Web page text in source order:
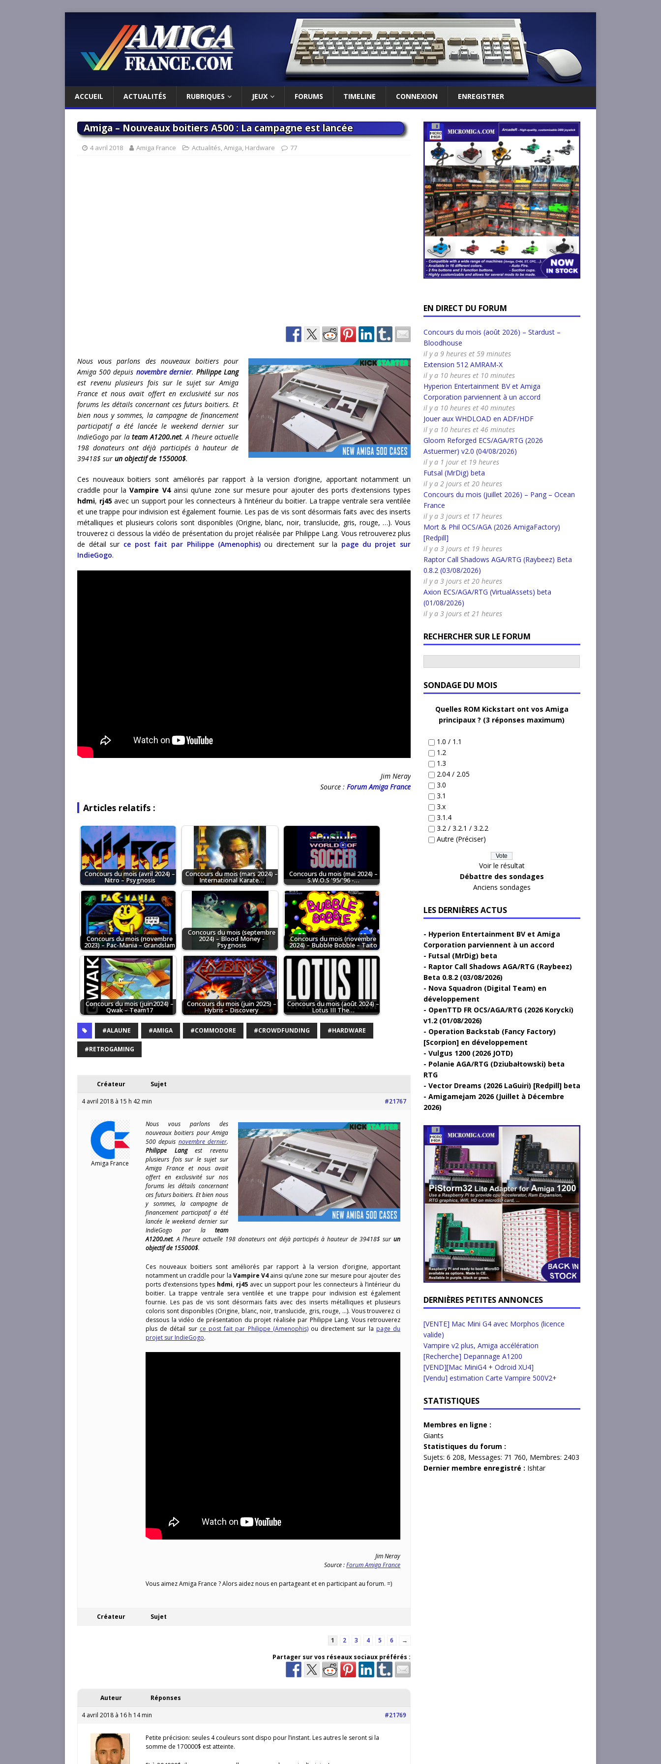
ACCUEIL ACTUALITÉS RUBRIQUES JEUX FORUMS TIMELINE CONNEXION ENREGISTRER
Amiga – Nouveaux boitiers A500 : La campagne est lancée
4 avril 2018 Amiga France Actualités,Amiga, Hardware 77
Nous vous parlons des nouveaux boitiers pour
Amiga 500 depuis novembre dernier. Philippe Lang
est revenu plusieurs fois sur le sujet sur Amiga
France et nous avait offert en exclusivité sur nos
forums les détails concernant ces futurs boitiers. Et
bien nous y sommes, la campagne de financement
participatif a été lancée le weekend dernier sur
IndieGogo par lateam A1200.net. A l’heure actuelle
198 donateurs ont déjà participés à hauteur de
39418$ sur un objectif de 155000$.
Ces nouveaux boitiers sont améliorés par rapport à la version d’origine, apportant notamment un
craddle pour laVampire V4ainsi qu’une zone sur mesure pour ajouter des ports d’extensions types
hdmi, rj45avec un support pour les connecteurs à l’intérieur du boitier. La trappe ventrale sera ventilée
et une trappe pour indivision est également fournie. Les pas de vis sont désormais faits avec des inserts
métalliques et plusieurs coloris sont disponibles (Origine, blanc, noir, translucide, gris, rouge, …). Vous
trouverez ci dessous la vidéo de présentation du projet réalisée par Philippe Lang. Vous retrouverez plus
de détail sur ce post fait par Philippe (Amenophis)ou directement sur la page du projet sur
IndieGogo.
Jim Neray
Source :Forum Amiga France
Articles relatifs :
Concours du mois (avril 2024) –
Nitro – Psygnosis
Concours du mois (mars 2024) –
International Karate…
Concours du mois (mai 2024) –
S.W.O.S '95/'96 -…
Concours du mois (novembre
2023) – Pac-Mania – Grandslam
Concours du mois (septembre
2024) – Blood Money -
Psygnosis
Concours du mois (novembre
2024) – Bubble Bobble – Taito
Concours du mois (juin2024) –
Qwak – Team17
Concours du mois (juin 2025) –
Hybris – Discovery
Concours du mois (août 2024) –
Lotus III The…
#ALAUNE #AMIGA #COMMODORE #CROWDFUNDING #HARDWARE
#RETROGAMING
Créateur Sujet
4 avril 2018 à 15 h 42 min #21767
Amiga France
Nous vous parlons des
nouveaux boitiers pour Amiga
500 depuis novembre dernier.
Philippe Langest revenu
plusieurs fois sur le sujet sur
Amiga France et nous avait
offert en exclusivité sur nos
forums les détails concernant
ces futurs boitiers. Et bien nous
y sommes, la campagne de
financement participatif a été
lancée le weekend dernier sur
IndieGogo par lateam
A1200.net. A l’heure actuelle 198 donateurs ont déjà participés à hauteur de 39418$ surun
objectif de 155000$.
Ces nouveaux boitiers sont améliorés par rapport à la version d’origine, apportant
notamment un craddle pour la Vampire V4ainsi qu’une zone sur mesure pour ajouter des
ports d’extensions types hdmi, rj45avec un support pour les connecteurs à l’intérieur du
boitier. La trappe ventrale sera ventilée et une trappe pour indivision est également
fournie. Les pas de vis sont désormais faits avec des inserts métalliques et plusieurs
coloris sont disponibles (Origine, blanc, noir, translucide, gris, rouge, …). Vous trouverez ci
dessous la vidéo de présentation du projet réalisée par Philippe Lang. Vous retrouverez
plus de détail sur ce post fait par Philippe (Amenophis)ou directement sur la page du
projet sur IndieGogo.
Jim Neray
Source :Forum Amiga France
Vous aimez Amiga France ? Alors aidez nous en partageant et en participant au forum. =)
Créateur Sujet
1 2 3 4 5 6
→
Partager sur vos réseaux sociaux préférés :
Auteur Réponses
4 avril 2018 à 16 h 14 min #21769
Petite précision: seules 4 couleurs sont dispo pour l’instant. Les autres le seront si la
somme de 170000$ est atteinte.
EN DIRECT DU FORUM
Concours du mois (août 2026) – Stardust –
Bloodhouse
il y a 9 heures et 59 minutes
Extension 512 AMRAM-X
il y a 10 heures et 10 minutes
Hyperion Entertainment BV et Amiga
Corporation parviennent à un accord
il y a 10 heures et 40 minutes
Jouer aux WHDLOAD en ADF/HDF
il y a 10 heures et 46 minutes
Gloom Reforged ECS/AGA/RTG (2026
Astuermer) v2.0 (04/08/2026)
il y a 1 jour et 19 heures
Futsal (MrDig) beta
il y a 2 jours et 20 heures
Concours du mois (juillet 2026) – Pang – Ocean
France
il y a 3 jours et 17 heures
Mort & Phil OCS/AGA (2026 AmigaFactory)
[Redpill]
il y a 3 jours et 19 heures
Raptor Call Shadows AGA/RTG (Raybeez) Beta
0.8.2 (03/08/2026)
il y a 3 jours et 20 heures
Axion ECS/AGA/RTG (VirtualAssets) beta
(01/08/2026)
il y a 3 jours et 21 heures
RECHERCHER SUR LE FORUM
SONDAGE DU MOIS
Quelles ROM Kickstart ont vos Amiga
principaux ? (3 réponses maximum)
1.0 / 1.1
1.2
1.3
2.04 / 2.05
3.0
3.1
3.x
3.1.4
3.2 / 3.2.1 / 3.2.2
Autre (Préciser)
Voir le résultat
Débattre des sondages
Anciens sondages
LES DERNIÈRES ACTUS
Hyperion Entertainment BV et Amiga
Corporation parviennent à un accord
Futsal (MrDig) beta
Raptor Call Shadows AGA/RTG (Raybeez)
Beta 0.8.2 (03/08/2026)
Nova Squadron (Digital Team) en
développement
OpenTTD FR OCS/AGA/RTG (2026 Korycki)
v1.2 (01/08/2026)
Operation Backstab (Fancy Factory)
[Scorpion] en développement
Vulgus 1200 (2026 JOTD)
Polanie AGA/RTG (Dziubałtowski) beta
RTG
Vector Dreams (2026 LaGuiri) [Redpill] beta
Amigamejam 2026 (Juillet à Décembre
2026)
DERNIÈRES PETITES ANNONCES
[VENTE] Mac Mini G4 avec Morphos (licence
valide)
Vampire v2 plus, Amiga accélération
[Recherche] Depannage A1200
[VEND][Mac MiniG4 + Odroid XU4]
[Vendu] estimation Carte Vampire 500V2+
STATISTIQUES
Membres en ligne :
Giants
Statistiques du forum :
Sujets: 6 208, Messages: 71 760, Membres: 2403
Dernier membre enregistré : Ishtar